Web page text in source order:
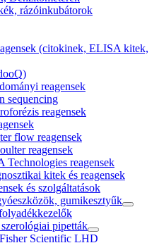
rázóinkubátorok
(citokinek, ELISA kitek,
reagensek
sequencing
reagensek
flow reagensek
reagensek
Technologies reagensek
kitek és reagensek
és szolgáltatások
gumikesztyűk
pipetták
Scientific LHD